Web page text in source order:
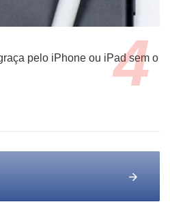
pelo iPhone ou iPad sem o